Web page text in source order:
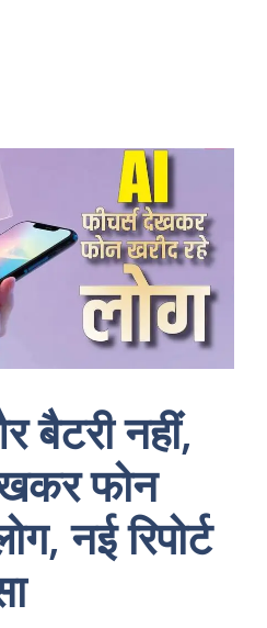
बैटरी नहीं,
फोन
नई रिपोर्ट